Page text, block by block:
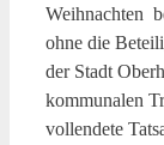
Weihnachten
ohne die
der Stadt
kommunalen
vollendete